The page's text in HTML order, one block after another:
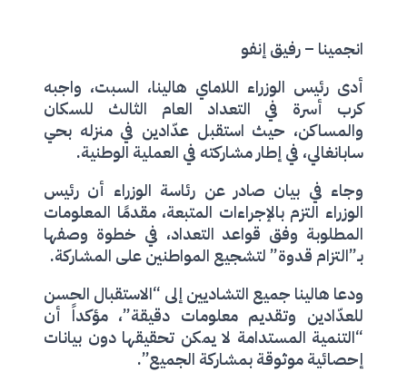
انجمينا – رفيق إنفو
أدى رئيس الوزراء اللاماي هالينا، السبت، واجبه
كرب أسرة في التعداد العام الثالث للسكان
والمساكن، حيث استقبل عدّادين في منزله بحي
سابانغالي، في إطار مشاركته في العملية الوطنية.
وجاء في بيان صادر عن رئاسة الوزراء أن رئيس
الوزراء التزم بالإجراءات المتبعة، مقدمًا المعلومات
المطلوبة وفق قواعد التعداد، في خطوة وصفها
بـ”التزام قدوة” لتشجيع المواطنين على المشاركة.
ودعا هالينا جميع التشاديين إلى “الاستقبال الحسن
للعدّادين وتقديم معلومات دقيقة”، مؤكداً أن
“التنمية المستدامة لا يمكن تحقيقها دون بيانات
إحصائية موثوقة بمشاركة الجميع”.